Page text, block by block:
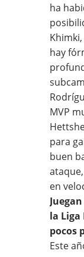
ha
hay
MVP
para
buen
en
la Liga
pocos
Este